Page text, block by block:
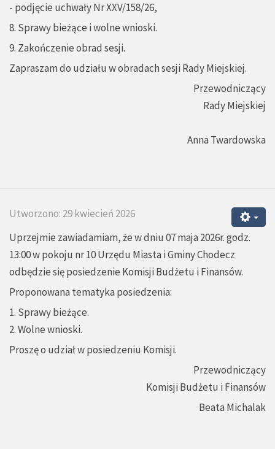
- podjęcie uchwały Nr XXV/158/26,
8. Sprawy bieżące i wolne wnioski.
9. Zakończenie obrad sesji.
Zapraszam do udziału w obradach sesji Rady Miejskiej.
Przewodniczący
Rady Miejskiej
Anna Twardowska
Utworzono: 29 kwiecień 2026
Uprzejmie zawiadamiam, że w dniu 07 maja 2026r. godz.
13:00 w pokoju nr 10 Urzędu Miasta i Gminy Chodecz
odbędzie się posiedzenie Komisji Budżetu i Finansów.
Proponowana tematyka posiedzenia:
1. Sprawy bieżące.
2. Wolne wnioski.
Proszę o udział w posiedzeniu Komisji.
Przewodniczący
Komisji Budżetu i Finansów
Beata Michalak